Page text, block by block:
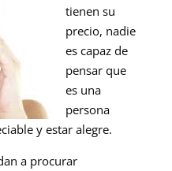
tienen su
precio, nadie
es capaz de
pensar que
es una
persona
y estar alegre.
a procurar